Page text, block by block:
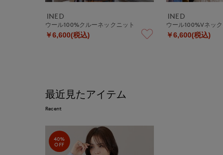
INED
ウール100%クルーネックニット
￥6,600(税込)
INED
ウール100%Vネッ
￥6,600(税込)
最近見たアイテム
Recent
40%
OFF